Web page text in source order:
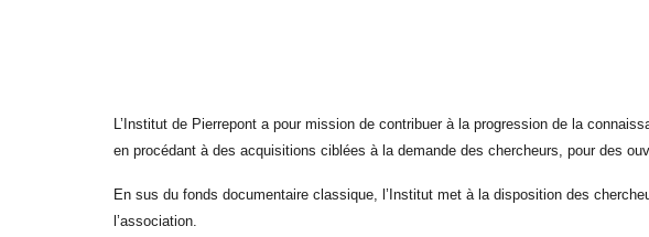
L’Institut de Pierrepont a pour mission de contribuer à la progression de la
en procédant à des acquisitions ciblées à la demande des chercheurs, pour des
En sus du fonds documentaire classique, l’Institut met à la disposition des
l’association.